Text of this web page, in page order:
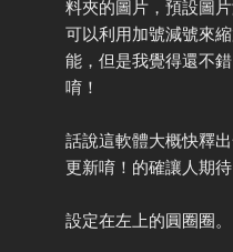
料夾的圖片，預設圖
可以利用加號減號來
能，但是我覺得還不
唷！
話說這軟體大概快釋
更新唷！的確讓人期待
設定在左上的圓圈圈。